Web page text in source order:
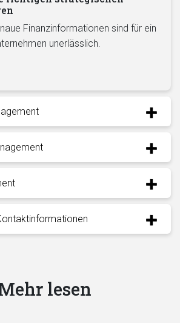
Finanzinformationen sind für ein
unerlässlich.
lesen